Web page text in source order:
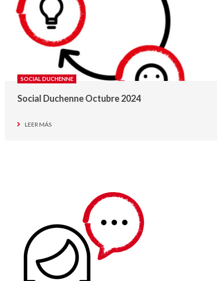
SOCIAL DUCHENNE
Social Duchenne Octubre 2024
LEER MÁS